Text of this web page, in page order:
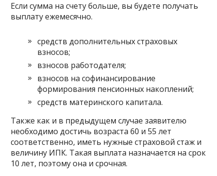
Если сумма на счету больше, вы будете получать
выплату ежемесячно.
средств дополнительных страховых
взносов;
взносов работодателя;
взносов на софинансирование
формирования пенсионных накоплений;
средств материнского капитала.
Также как и в предыдущем случае заявителю
необходимо достичь возраста 60 и 55 лет
соответственно, иметь нужные страховой стаж и
величину ИПК. Такая выплата назначается на срок
10 лет, поэтому она и срочная.